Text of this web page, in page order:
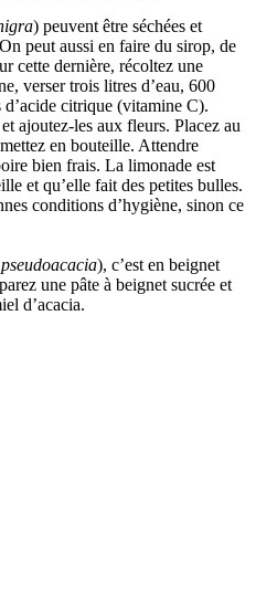
) peuvent être séchées et
peut aussi en faire du sirop, de
cette dernière, récoltez une
verser trois litres d’eau, 600
d’acide citrique (vitamine C).
ajoutez-les aux fleurs. Placez au
en bouteille. Attendre
bien frais. La limonade est
et qu’elle fait des petites bulles.
conditions d’hygiène, sinon ce
), c’est en beignet
une pâte à beignet sucrée et
d’acacia.